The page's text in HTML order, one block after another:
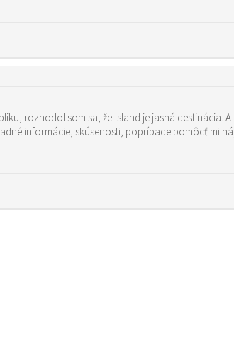
rozhodol som sa, že Island je jasná destinácia.
informácie, skúsenosti, poprípade pomôcť mi